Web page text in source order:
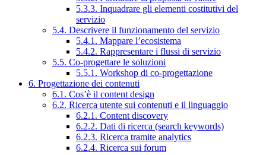
5.3.3. Inquadrare gli elementi costitutivi del
servizio
5.4. Descrivere il funzionamento del servizio
5.4.1. Mappare l’ecosistema
5.4.2. Rappresentare i flussi di servizio
5.5. Co-progettare le soluzioni
5.5.1. Workshop di co-progettazione
6. Progettazione dei contenuti
6.1. Cos’è il content design
6.2. Ricerca utente sui contenuti e il linguaggio
6.2.1. Content discovery
6.2.2. Dati di ricerca (search keywords)
6.2.3. Ricerca tramite analytics
6.2.4. Ricerca sui forum